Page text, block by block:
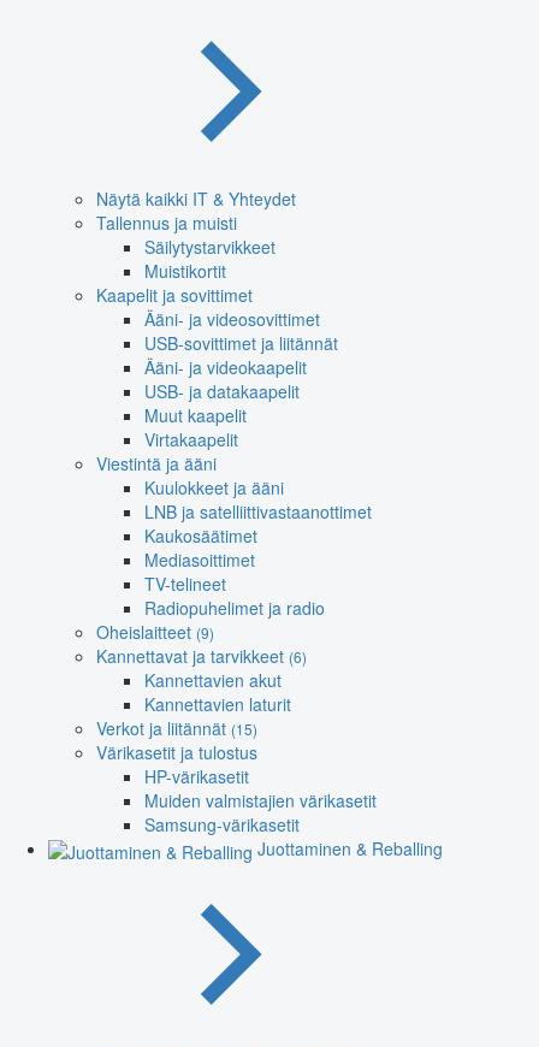
Näytä kaikki IT & Yhteydet
Tallennus ja muisti
Säilytystarvikkeet
Muistikortit
Kaapelit ja sovittimet
Ääni- ja videosovittimet
USB-sovittimet ja liitännät
Ääni- ja videokaapelit
USB- ja datakaapelit
Muut kaapelit
Virtakaapelit
Viestintä ja ääni
Kuulokkeet ja ääni
LNB ja satelliittivastaanottimet
Kaukosäätimet
Mediasoittimet
TV-telineet
Radiopuhelimet ja radio
Oheislaitteet (9)
Kannettavat ja tarvikkeet (6)
Kannettavien akut
Kannettavien laturit
Verkot ja liitännät (15)
Värikasetit ja tulostus
HP-värikasetit
Muiden valmistajien värikasetit
Samsung-värikasetit
Juottaminen & Reballing